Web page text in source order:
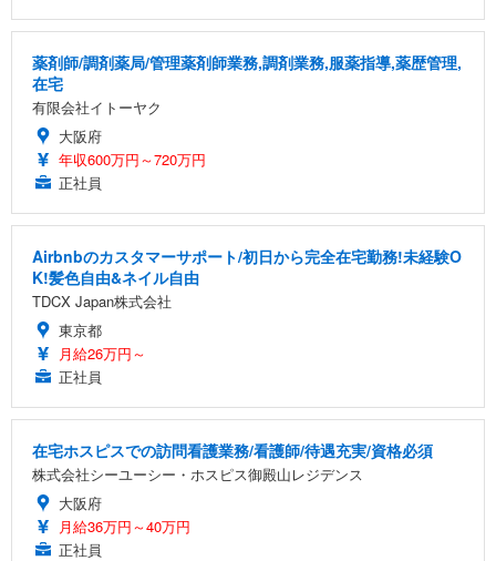
薬剤師/調剤薬局/管理薬剤師業務,調剤業務,服薬指導,薬歴管理,
在宅
有限会社イトーヤク
大阪府
年収600万円～720万円
正社員
Airbnbのカスタマーサポート/初日から完全在宅勤務!未経験O
K!髪色自由&ネイル自由
TDCX Japan株式会社
東京都
月給26万円～
正社員
在宅ホスピスでの訪問看護業務/看護師/待遇充実/資格必須
株式会社シーユーシー・ホスピス御殿山レジデンス
大阪府
月給36万円～40万円
正社員